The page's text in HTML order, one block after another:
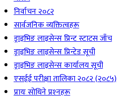
निर्वाचन २०८२
सार्वजनिक व्यक्तित्वहरू
ड्राइभिङ लाइसेन्स प्रिन्ट स्टाटस जाँच
ड्राइभिङ लाइसेन्स प्रिन्टेड सूची
ड्राइभिङ लाइसेन्स कार्यालय सूची
एसईई परीक्षा तालिका २०८२ (२०८५)
प्रायः सोधिने प्रश्‍नहरू